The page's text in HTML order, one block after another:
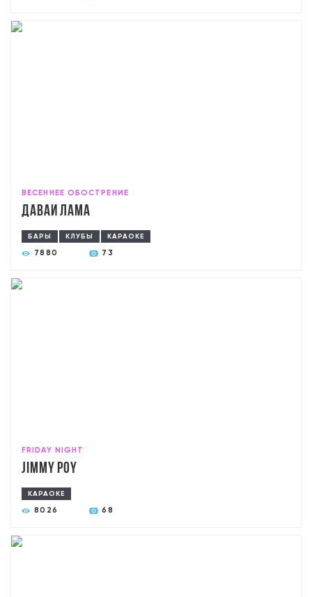
ВЕСЕННЕЕ ОБОСТРЕНИЕ
Давай лама
БАРЫ КЛУБЫ КАРАОКЕ
7880 73
FRIDAY NIGHT
Jimmy poy
КАРАОКЕ
8026 68